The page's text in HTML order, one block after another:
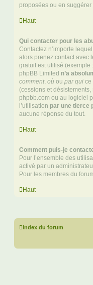
proposées ou en
Haut
Qui contacter pour les
Contactez n’importe
alors prenez contact avec
gratuit est utilisé (exemple
phpBB Limited n’a
comment, où ou par qui ce
(cessions et
phpbb.com ou au logiciel
l’utilisation par une tierce
aucune réponse du tout.
Haut
Comment puis-je
Pour l’ensemble des
activé par un
Pour les membres du
Haut
Index du forum